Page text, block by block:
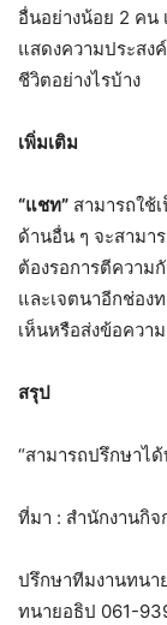
อื่นอย่างน้อย 2 คน
แสดงความประสง
ชีวิตอย่างไรบ้าง
เพิ่มเติม
“แชท” สามารถใช้
ด้านอื่น ๆ จะสามา
ต้องรอการตีความ
และเจตนาอีกช่อง
เห็นหรือส่งข้อควา
สรุป
“สามารถปรึกษาได้
ที่มา : สำนักงานกิจ
ปรึกษาทีมงานทนา
ทนายอธิป 061-